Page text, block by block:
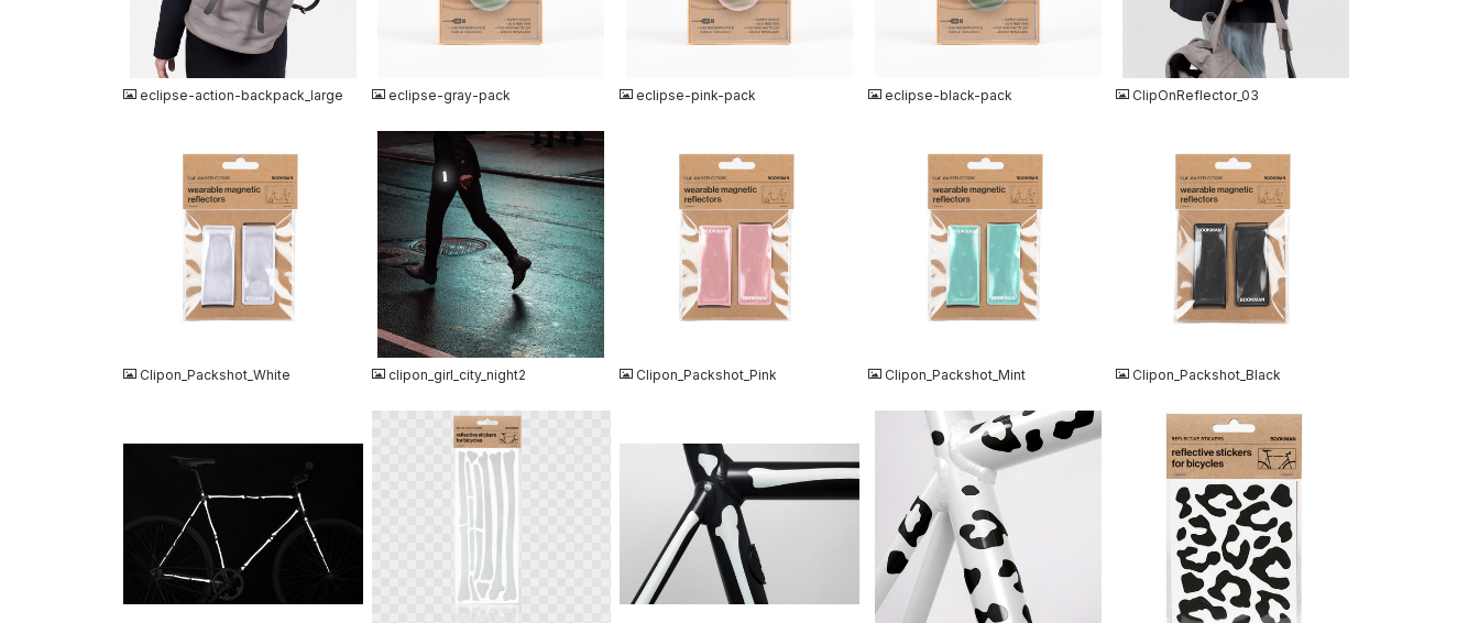
JPG
eclipse-action-backpack_large eclipse-gray-pack eclipse-pink-pack eclipse-black-pack ClipOnReflector_03
Clipon_Packshot_White
JPG
clipon_girl_city_night2 Clipon_Packshot_Pink Clipon_Packshot_Mint Clipon_Packshot_Black
JPG JPG